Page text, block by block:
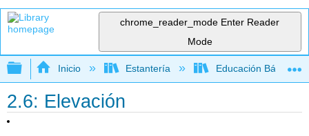
chrome_reader_mode Enter Reader
Mode
Expandir/contraer jerarquía global
Inicio Estantería Educación Básica
2.6: Elevación